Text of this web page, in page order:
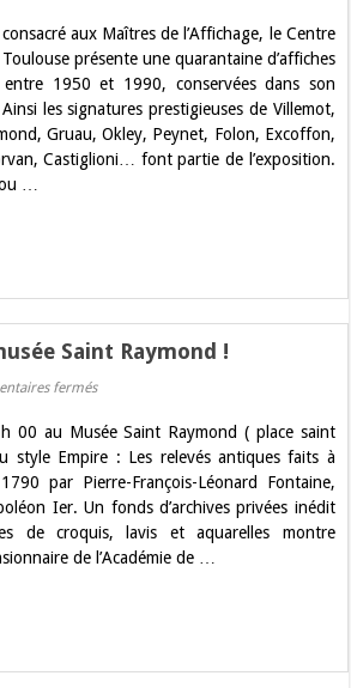
de
l’Affiche
dernier
clap
aux Maîtres de l’Affichage, le Centre
présente une quarantaine d’affiches
entre 1950 et 1990, conservées dans son
les signatures prestigieuses de Villemot,
Gruau, Okley, Peynet, Folon, Excoffon,
Castiglioni… font partie de l’exposition.
…
Saint Raymond !
ferméssur
musée
Saint
!
00 au Musée Saint Raymond ( place saint
style Empire : Les relevés antiques faits à
par Pierre-François-Léonard Fontaine,
Ier. Un fonds d’archives privées inédit
de croquis, lavis et aquarelles montre
de l’Académie de …